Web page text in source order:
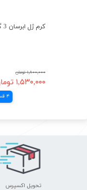
۱,۸۰۰,۰۰۰ تومان
۱,۵۳۰,۰۰۰ تومان
4 قسط
تحویل اکسپرس